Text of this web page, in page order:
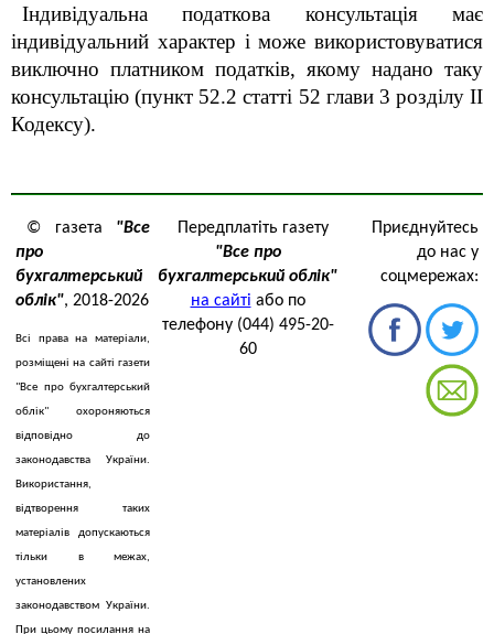
Індивідуальна податкова консультація має
індивідуальний характер і може використовуватися
виключно платником податків, якому надано таку
консультацію (пункт 52.2 статті 52 глави 3 розділу ІІ
Кодексу).
© газета "Все
про
бухгалтерський
облік", 2018-2026
Всі права на матеріали,
розміщені на сайті газети
"Все про бухгалтерський
облік" охороняються
відповідно до
законодавства України.
Використання,
відтворення таких
матеріалів допускаються
тільки в межах,
установлених
законодавством України.
При цьому посилання на
Передплатіть газету
"Все про
бухгалтерський облік"
на сайті або по
телефону (044) 495-20-
60
Приєднуйтесь
до нас у
соцмережах: